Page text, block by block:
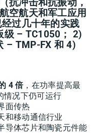
空航天和军工应用
过几十年的实践
级 – TC1050； 2)
– TMP-FX 和 4)
4 倍，在功率提高最
情况下仍可运行
面传热
和移动通信行业
导体芯片和陶瓷元件能